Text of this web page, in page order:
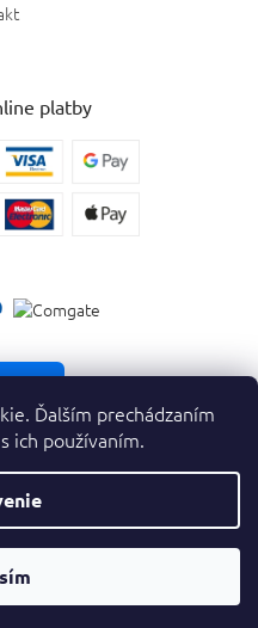
Ďalším prechádzaním
ich používaním.
platby
. Všetky práva vyhradené.
Prevodník
Parfumov